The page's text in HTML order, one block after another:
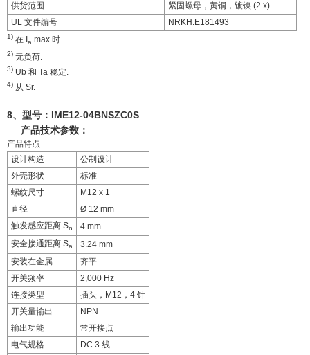
供货范围
紧固螺母，黄铜，镀镍 (2 x)
UL 文件编号
NRKH.E181493
1) 在 I a max 时.
2) 无负荷.
3) Ub 和 Ta 稳定.
4) 从 Sr.
8、型号： IME12-04BNSZC0S
产品技术参数：
产品特点
设计构造
公制设计
外壳形状
标准
螺纹尺寸
M12 x 1
直径
Ø 12 mm
触发感应距离 Sn
4 mm
安全接通距离 Sa
3.24 mm
安装在金属
齐平
开关频率
2,000 Hz
连接类型
插头，M12，4 针
开关量输出
NPN
输出功能
常开接点
电气规格
DC 3 线